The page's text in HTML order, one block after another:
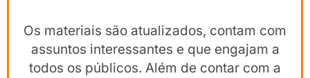
Os materiais são atualizados, contam com
assuntos interessantes e que engajam a
todos os públicos. Além de contar com a